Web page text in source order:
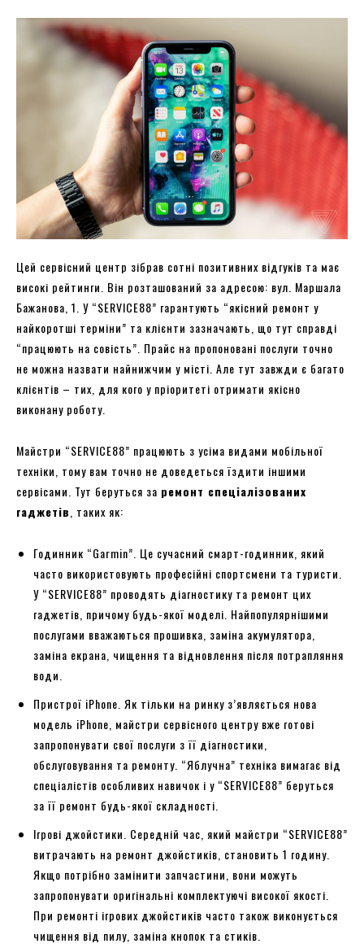
Цей сервісний центр зібрав сотні позитивних відгуків та має
високі рейтинги. Він розташований за адресою: вул. Маршала
Бажанова, 1. У “SERVICE88” гарантують “якісний ремонт у
найкоротші терміни” та клієнти зазначають, що тут справді
“працюють на совість”. Прайс на пропоновані послуги точно
не можна назвати найнижчим у місті. Але тут завжди є багато
клієнтів – тих, для кого у пріоритеті отримати якісно
виконану роботу.
Майстри “SERVICE88” працюють з усіма видами мобільної
техніки, тому вам точно не доведеться їздити іншими
сервісами. Тут беруться за ремонт спеціалізованих
гаджетів , таких як:
Годинник “Garmin”. Це сучасний смарт-годинник, який
часто використовують професійні спортсмени та туристи.
У “SERVICE88” проводять діагностику та ремонт цих
гаджетів, причому будь-якої моделі. Найпопулярнішими
послугами вважаються прошивка, заміна акумулятора,
заміна екрана, чищення та відновлення після потрапляння
води.
Пристрої iPhone. Як тільки на ринку з’являється нова
модель iPhone, майстри сервісного центру вже готові
запропонувати свої послуги з її діагностики,
обслуговування та ремонту. “Яблучна” техніка вимагає від
спеціалістів особливих навичок і у “SERVICE88” беруться
за її ремонт будь-якої складності.
Ігрові джойстики. Середній час, який майстри “SERVICE88”
витрачають на ремонт джойстиків, становить 1 годину.
Якщо потрібно замінити запчастини, вони можуть
запропонувати оригінальні комплектуючі високої якості.
При ремонті ігрових джойстиків часто також виконується
чищення від пилу, заміна кнопок та стиків.